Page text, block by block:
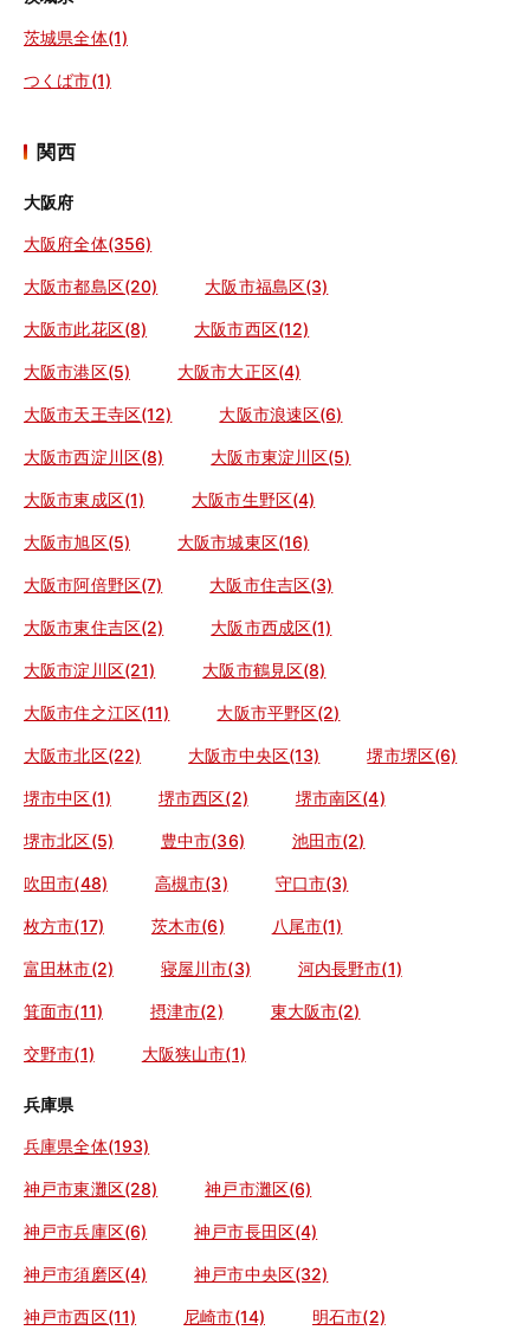
茨城県全体(1)
つくば市(1)
関西
大阪府
大阪府全体(356)
大阪市都島区(20) 大阪市福島区(3)
大阪市此花区(8) 大阪市西区(12)
大阪市港区(5) 大阪市大正区(4)
大阪市天王寺区(12) 大阪市浪速区(6)
大阪市西淀川区(8) 大阪市東淀川区(5)
大阪市東成区(1) 大阪市生野区(4)
大阪市旭区(5) 大阪市城東区(16)
大阪市阿倍野区(7) 大阪市住吉区(3)
大阪市東住吉区(2) 大阪市西成区(1)
大阪市淀川区(21) 大阪市鶴見区(8)
大阪市住之江区(11) 大阪市平野区(2)
大阪市北区(22) 大阪市中央区(13) 堺市堺区(6)
堺市中区(1) 堺市西区(2) 堺市南区(4)
堺市北区(5) 豊中市(36) 池田市(2)
吹田市(48) 高槻市(3) 守口市(3)
枚方市(17) 茨木市(6) 八尾市(1)
富田林市(2) 寝屋川市(3) 河内長野市(1)
箕面市(11) 摂津市(2) 東大阪市(2)
交野市(1) 大阪狭山市(1)
兵庫県
兵庫県全体(193)
神戸市東灘区(28) 神戸市灘区(6)
神戸市兵庫区(6) 神戸市長田区(4)
神戸市須磨区(4) 神戸市中央区(32)
神戸市西区(11) 尼崎市(14) 明石市(2)